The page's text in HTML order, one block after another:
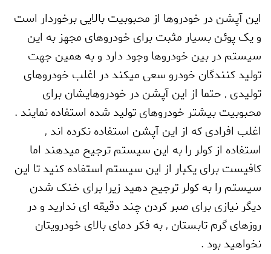
این آپشن در خودروها از محبوبیت بالایی برخوردار است
و یک پوئن بسیار مثبت برای خودروهای مجهز به این
سیستم در بین خودروها وجود دارد و به همین جهت
تولید کنندگان خودرو سعی میکند در اغلب خودروهای
تولیدی ,حتما از این آپشن در خودروهایشان برای
محبوبیت بیشتر خودروهای تولید شده استفاده نمایند .
اغلب افرادی که از این آپشن استفاده نکرده اند ,
استفاده از کولر را به این سیستم ترجیح میدهند اما
کافیست برای یکبار از این سیستم استفاده کنید تا این
سیستم را به کولر ترجیح دهید زیرا برای خنک شدن
دیگر نیازی برای صبر کردن چند دقیقه ای ندارید و در
روزهای گرم تابستان ,به فکر دمای بالای خودرویتان
نخواهید بود .